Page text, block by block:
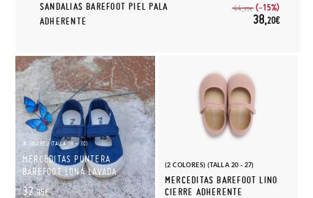
SANDALIAS BAREFOOT PIEL PALA
ADHERENTE
44,95€ (-15%)
38,20€
(8 COLORES) (TALLA 19 - 30)
MERCEDITAS PUNTERA
BAREFOOT LONA LAVADA
32,95€
(2 COLORES) (TALLA 20 - 27)
MERCEDITAS BAREFOOT LINO
CIERRE ADHERENTE